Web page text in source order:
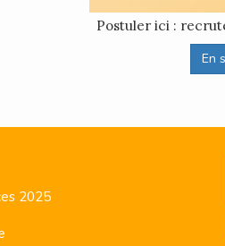
Postuler ici :
En
2025